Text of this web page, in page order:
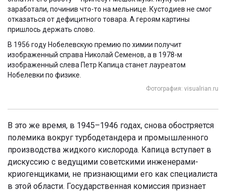
заработали, починив что-то на мельнице. Кустодиев не смог
отказаться от дефицитного товара. А героям картины
пришлось держать слово.
В 1956 году Нобелевскую премию по химии получит
изображенный справа Николай Семенов, а в 1978-м
изображенный слева Петр Капица станет лауреатом
Нобелевки по физике.
Фотография: visualrian.ru
В это же время, в 1945–1946 годах, снова обостряется
полемика вокруг турбодетандера и промышленного
производства жидкого кислорода. Капица вступает в
дискуссию с ведущими советскими инженерами-
криогенщиками, не признающими его как специалиста
в этой области. Государственная комиссия признает